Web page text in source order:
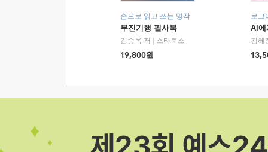
손으로 읽고 쓰는 명작
무진기행 필사북
김승옥 저
스타북스
19,800원
로그
AI에
김혜